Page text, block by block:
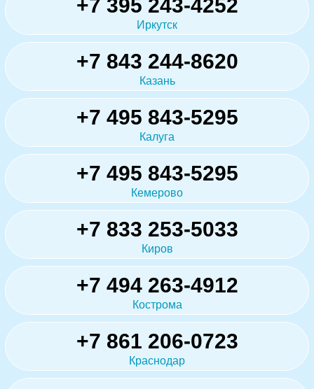
+7 395 243-4252
Иркутск
+7 843 244-8620
Казань
+7 495 843-5295
Калуга
+7 495 843-5295
Кемерово
+7 833 253-5033
Киров
+7 494 263-4912
Кострома
+7 861 206-0723
Краснодар